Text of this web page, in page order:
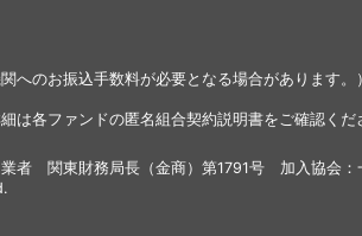
へのお振込手数料が必要となる場合があります
各ファンドの匿名組合契約説明書をご確認くだ
者 関東財務局長（金商）第1791号 加入協会：